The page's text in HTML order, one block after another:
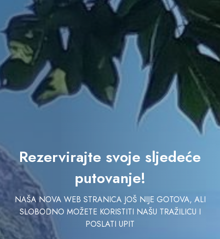
Rezervirajte svoje sljedeće
putovanje!
NAŠA NOVA WEB STRANICA JOŠ NIJE GOTOVA, ALI
SLOBODNO MOŽETE KORISTITI NAŠU TRAŽILICU I
POSLATI UPIT